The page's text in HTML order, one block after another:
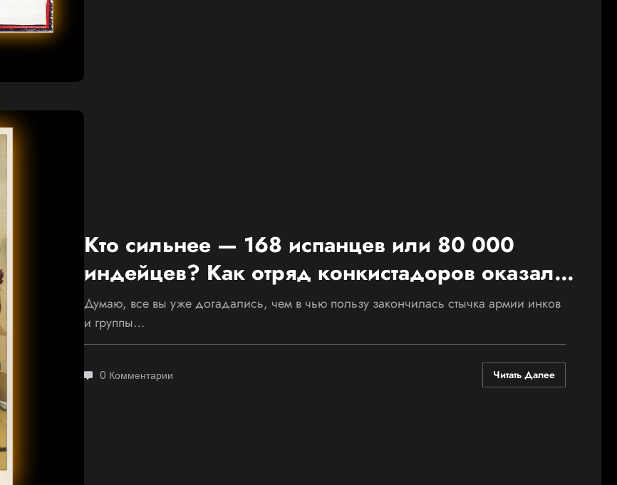
Кто сильнее — 168 испанцев или 80 000
индейцев? Как отряд конкистадоров оказался
вестником Апокалипсиса
Думаю, все вы уже догадались, чем в чью пользу закончилась стычка армии инков
и группы…
0 Комментарии Читать Далее